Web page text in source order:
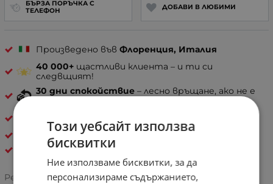
БЪРЗА ПОРЪЧКА С
ТЕЛЕФОН
ДОБАВИ В ЛЮБИМИ
Произведено във Флоренция, Италия
40 000+ щастливи клиента – и ти си
следвщият!
30 дни спокойствие – лесно връщане, ако не е
ПОРТМОНЕТА И АКСЕСОАРИ
Pelletteria Italia
Рейтинг: 5.0/5 на базата на1 оценка
Този уебсайт използва
бисквитки
Ние използваме бисквитки, за да
персонализираме съдържанието,